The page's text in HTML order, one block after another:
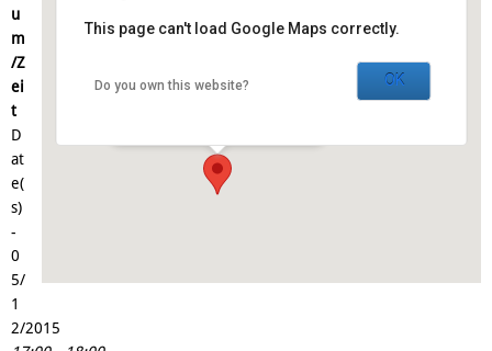
Gasthaus Anno 1898
Schnitzerstraße 3 - Sonthofen
This page can't load Google Maps correctly.
Do you own this website? OK
u
m
/Z
ei
t
D
at
e(
s)
-
0
5/
1
2/2015